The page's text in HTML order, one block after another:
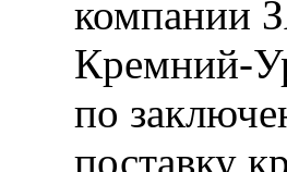
компании
Кремний-
по
поставку